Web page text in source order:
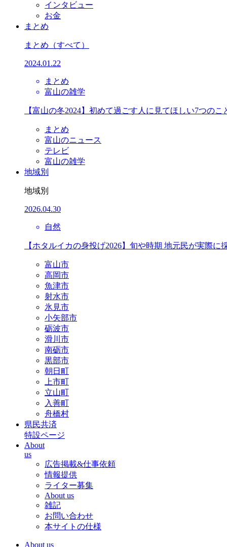
インタビュー
お金
まとめ
まとめ （すべて）
2024.01.22
まとめ
富山の雑学
【富山の冬2024】初めて過ごす人に見てほしい7つのこ
まとめ
富山のニュース
テレビ
富山の雑学
地域別
地域別
2026.04.30
自然
【ホタルイカの身投げ2026】旬や時期 地元民が実際に
富山市
高岡市
魚津市
射水市
氷見市
小矢部市
砺波市
滑川市
南砺市
黒部市
朝日町
上市町
立山町
入善町
舟橋村
県民共済
特設ページ
About
us
広告掲載&仕事依頼
情報提供
ライター募集
About us
雑記
お問い合わせ
本サイトの仕様
About us